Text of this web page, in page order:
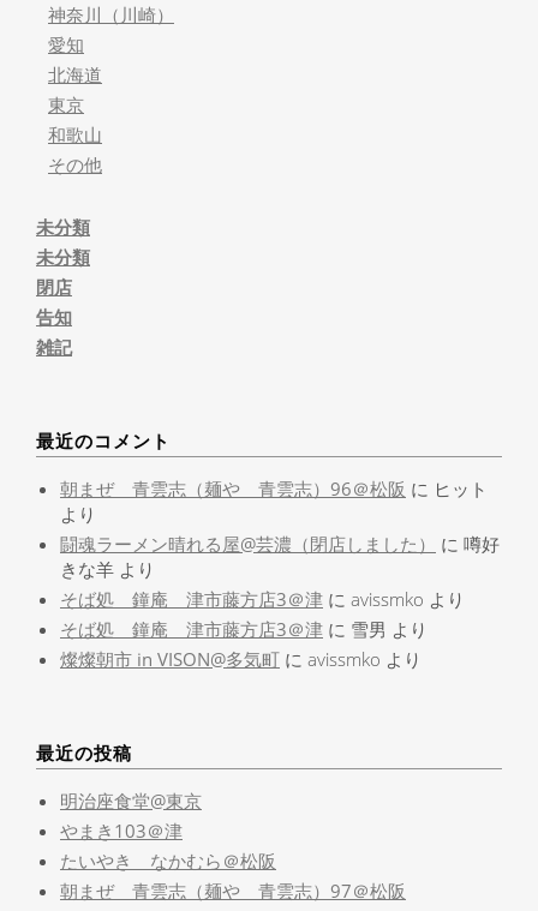
神奈川（川崎）
愛知
北海道
東京
和歌山
その他
未分類
未分類
閉店
告知
雑記
最近のコメント
朝まぜ 青雲志（麺や 青雲志）96＠松阪 に ヒット
より
闘魂ラーメン晴れる屋@芸濃（閉店しました）
に 噂好
きな羊 より
そば処 鐘庵 津市藤方店3＠津 に avissmko より
そば処 鐘庵 津市藤方店3＠津 に 雪男 より
燦燦朝市 in VISON@多気町 に avissmko より
最近の投稿
明治座食堂@東京
やまき103＠津
たいやき なかむら＠松阪
朝まぜ 青雲志（麺や 青雲志）97＠松阪